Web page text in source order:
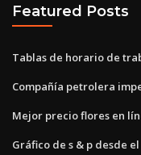
Featured Posts
Tablas de horario de
Compañía petrolera
Mejor precio flores en
Gráfico de s & p desde